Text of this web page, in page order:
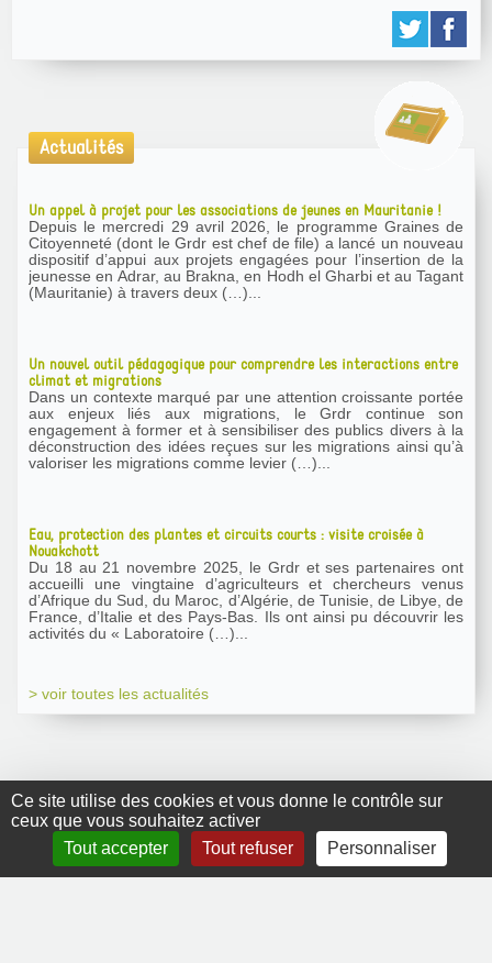
Ce site utilise des cookies et vous donne le contrôle sur
ceux que vous souhaitez activer
Tout accepter
Tout refuser Personnaliser
Actualités
Un appel à projet pour les associations de jeunes en Mauritanie !
Depuis le mercredi 29 avril 2026, le programme Graines de
Citoyenneté (dont le Grdr est chef de file) a lancé un nouveau
dispositif d’appui aux projets engagées pour l’insertion de la
jeunesse en Adrar, au Brakna, en Hodh el Gharbi et au Tagant
(Mauritanie) à travers deux (…)...
Un nouvel outil pédagogique pour comprendre les interactions entre
climat et migrations
Dans un contexte marqué par une attention croissante portée
aux enjeux liés aux migrations, le Grdr continue son
engagement à former et à sensibiliser des publics divers à la
déconstruction des idées reçues sur les migrations ainsi qu’à
valoriser les migrations comme levier (…)...
Eau, protection des plantes et circuits courts : visite croisée à
Nouakchott
Du 18 au 21 novembre 2025, le Grdr et ses partenaires ont
accueilli une vingtaine d’agriculteurs et chercheurs venus
d’Afrique du Sud, du Maroc, d’Algérie, de Tunisie, de Libye, de
France, d’Italie et des Pays-Bas. Ils ont ainsi pu découvrir les
activités du « Laboratoire (…)...
> voir toutes les actualités
GRDR Copyright
2010 |RSS|Plan du site|Mentions légales|Contact